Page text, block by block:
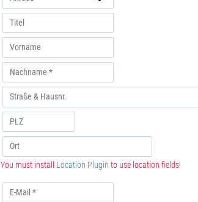
You must install Location Plugin to use location fields!